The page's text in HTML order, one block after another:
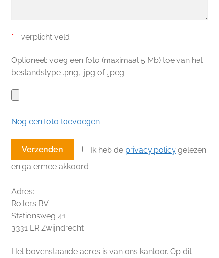
* = verplicht veld
Optioneel: voeg een foto (maximaal 5 Mb) toe van het
bestandstype .png, .jpg of .jpeg.
Nog een foto toevoegen
Ik heb de privacy policygelezen
en ga ermee akkoord
Adres:
Rollers BV
Stationsweg 41
3331 LR Zwijndrecht
Het bovenstaande adres is van ons kantoor. Op dit